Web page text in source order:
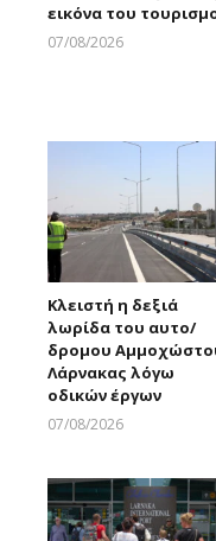
εικόνα του
07/08/2026
Κλειστή η δεξιά
λωρίδα του αυτο/
δρομου
Λάρνακας λόγω
οδικών έργων
07/08/2026